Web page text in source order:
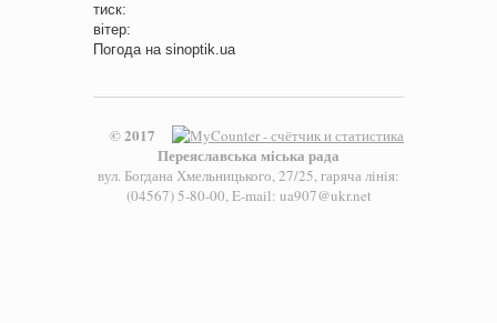
тиск:
вітер:
Погода на sinoptik.ua
© 2017
Переяславська міська рада
вул. Богдана Хмельницького, 27/25, гаряча лінія:
(04567) 5-80-00, E-mail: ua907@ukr.net